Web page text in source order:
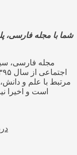
شما با مجله فارسی،
مجله فارسی،
مرتبط با علم و
است و اخیرا